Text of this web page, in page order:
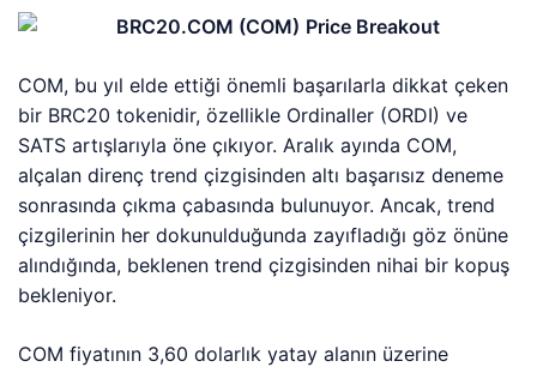
COM, bu yıl elde ettiği önemli başarılarla dikkat çeken
bir BRC20 tokenidir, özellikle Ordinaller (ORDI) ve
SATS artışlarıyla öne çıkıyor. Aralık ayında COM,
alçalan direnç trend çizgisinden altı başarısız deneme
sonrasında çıkma çabasında bulunuyor. Ancak, trend
çizgilerinin her dokunulduğunda zayıfladığı göz önüne
alındığında, beklenen trend çizgisinden nihai bir kopuş
bekleniyor.
COM fiyatının 3,60 dolarlık yatay alanın üzerine